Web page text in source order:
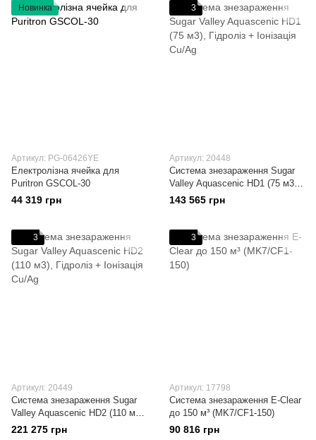
Новинка
Артикул: PG-06426YE
Електролізна ячейка для
Puritron GSCOL-30
44 319 грн
3
Артикул: 20448
Система знезараження Sugar
Valley Aquascenic HD1 (75 м3),
Гідроліз + Іонізація Cu/Ag
143 565 грн
3
Артикул: 20449
Система знезараження Sugar
Valley Aquascenic HD2 (110 м3),
Гідроліз + Іонізація Cu/Ag
221 275 грн
3
Артикул: 17798
Система знезараження E-Clear
до 150 м³ (MK7/CF1-150)
90 816 грн